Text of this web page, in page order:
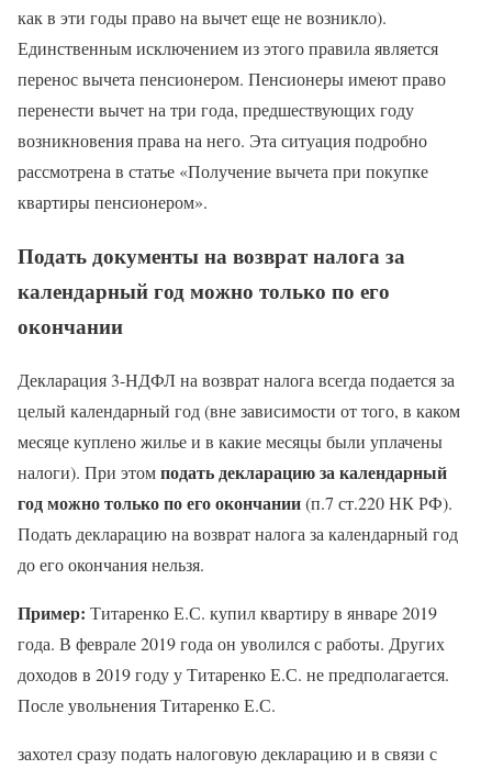
как в эти годы право на вычет еще не возникло).
Единственным исключением из этого правила является
перенос вычета пенсионером. Пенсионеры имеют право
перенести вычет на три года, предшествующих году
возникновения права на него. Эта ситуация подробно
рассмотрена в статье «Получение вычета при покупке
квартиры пенсионером».
Подать документы на возврат налога за
календарный год можно только по его
окончании
Декларация 3-НДФЛ на возврат налога всегда подается за
целый календарный год (вне зависимости от того, в каком
месяце куплено жилье и в какие месяцы были уплачены
налоги). При этомподать декларацию за календарный
год можно только по его окончании(п.7 ст.220 НК РФ).
Подать декларацию на возврат налога за календарный год
до его окончания нельзя.
Пример: Титаренко Е.С. купил квартиру в январе 2019
года. В феврале 2019 года он уволился с работы. Других
доходов в 2019 году у Титаренко Е.С. не предполагается.
После увольнения Титаренко Е.С.
захотел сразу подать налоговую декларацию и в связи с